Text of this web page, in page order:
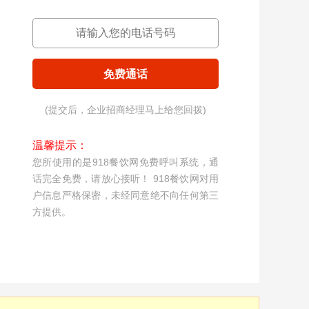
免费通话
(提交后，企业招商经理马上给您回拨)
温馨提示：
您所使用的是918餐饮网免费呼叫系统，通
话完全免费，请放心接听！ 918餐饮网对用
户信息严格保密，未经同意绝不向任何第三
方提供。